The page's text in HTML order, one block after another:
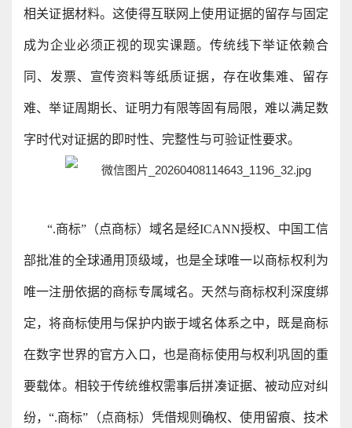
相关证据材料。这使得互联网上使用证据的留存与固定
成为企业必须正视的现实课题。传统线下举证依赖合
同、发票、宣传资料等纸质证据，存在收集难、留存
难、举证周期长、证明力有限等固有局限，难以满足数
字时代对证据的即时性、完整性与可验证性要求。
“.商标”（点商标）域名是经ICANN授权、中国工信
部批准的全球通用顶级域，也是全球唯一以商标权利为
唯一注册依据的商标专属域名。天然与商标权利深度绑
定，将商标使用与保护内嵌于域名体系之中，既是商标
在数字世界的官方入口，也是商标使用与权利巩固的重
要载体。相较于传统维权需事后拼凑证据、被动应对纠
纷，“.商标”（点商标）凭借规则确权、使用留痕、技术